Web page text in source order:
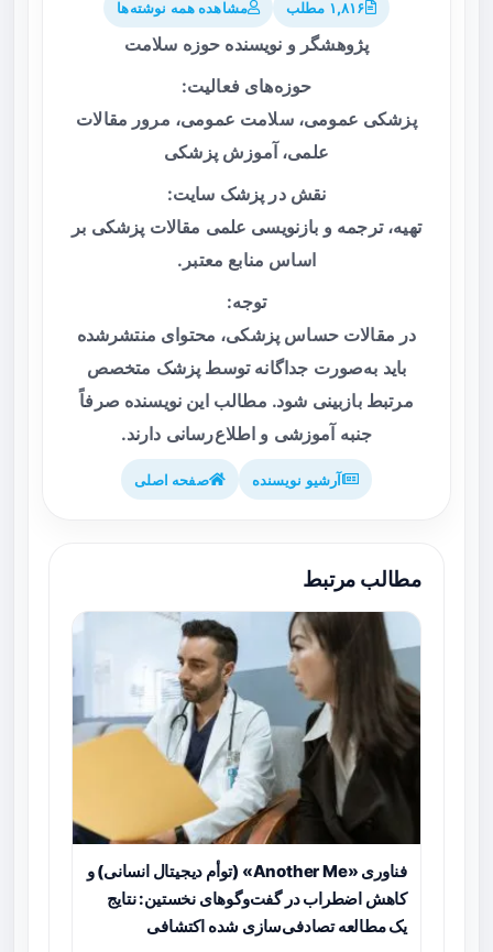
۱,۸۱۶ مطلب مشاهده همه نوشته‌ها
پژوهشگر و نویسنده حوزه سلامت
حوزه‌های فعالیت:
پزشکی عمومی، سلامت عمومی، مرور مقالات
علمی، آموزش پزشکی
نقش در پزشک سایت:
تهیه، ترجمه و بازنویسی علمی مقالات پزشکی بر
اساس منابع معتبر.
توجه:
در مقالات حساس پزشکی، محتوای منتشرشده
باید به‌صورت جداگانه توسط پزشک متخصص
مرتبط بازبینی شود. مطالب این نویسنده صرفاً
جنبه آموزشی و اطلاع‌رسانی دارند.
آرشیو نویسنده صفحه اصلی
مطالب مرتبط
فناوری «Another Me» (توأم دیجیتال انسانی) و
کاهش اضطراب در گفت‌وگوهای نخستین: نتایج
یک مطالعه تصادفی‌سازی شده اکتشافی